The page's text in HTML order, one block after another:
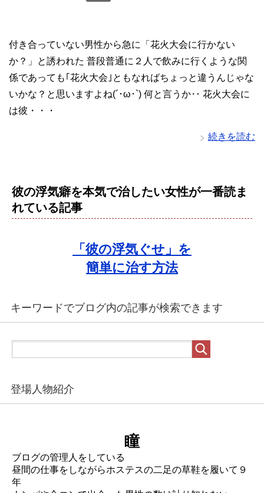
付き合っていない男性から急に「花火大会に行かない
か？」と誘われた 普段普通に２人で飲みに行くような関
係であっても｢花火大会｣ともなればちょっと違うんじゃな
いかな？と思いますよね(´･ω･`) 何と言うか‥ 花火大会に
は彼・・・
続きを読む
彼の浮気癖を本気で治したい女性が一番読ま
れている記事
「彼の浮気ぐせ」を
簡単に治す方法
キーワードでブログ内の記事が検索できます
登場人物紹介
瞳
ブログの管理人をしている
昼間の仕事をしながらホステスの二足の草鞋を履いて９
年